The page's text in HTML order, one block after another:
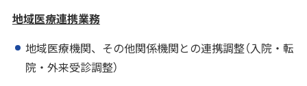
地域医療連携業務
地域医療機関、その他関係機関との連携調整（入院・転
院・外来受診調整）